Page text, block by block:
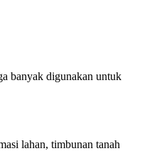
banyak digunakan untuk
lahan, timbunan tanah